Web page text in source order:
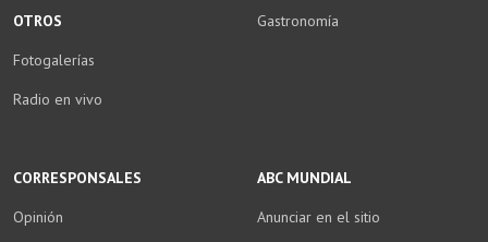
Gastronomía
CORRESPONSALES
Opinión
OTROS
Fotogalerías
Radio en vivo
ABC MUNDIAL
Anunciar en el sitio